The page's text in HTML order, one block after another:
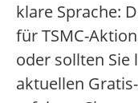
klare Sprache:
für TSMC-
oder sollten Sie
aktuellen